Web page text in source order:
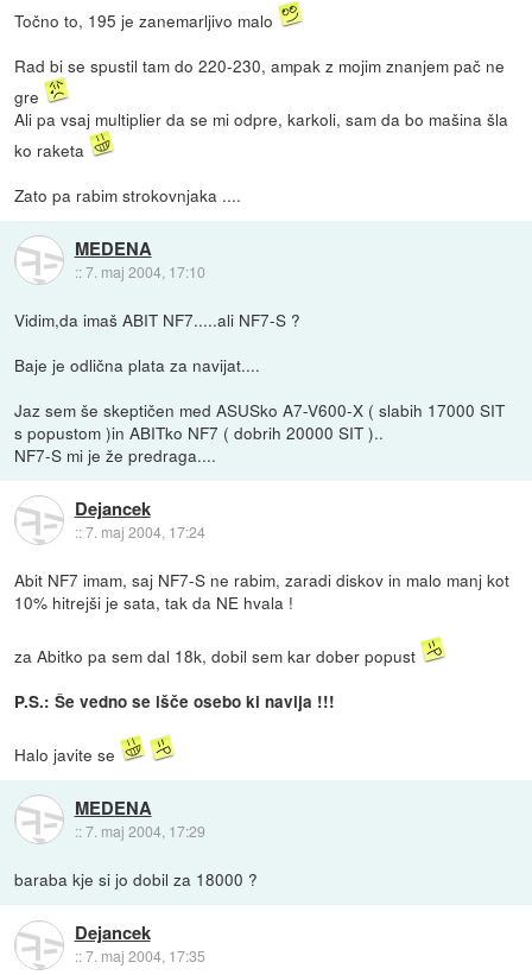
Točno to, 195 je zanemarljivo malo
Rad bi se spustil tam do 220-230, ampak z mojim znanjem pač ne
gre
Ali pa vsaj multiplier da se mi odpre, karkoli, sam da bo mašina šla
ko raketa
Zato pa rabim strokovnjaka ....
MEDENA
::7. maj 2004, 17:10
Vidim,da imaš ABIT NF7.....ali NF7-S ?
Baje je odlična plata za navijat....
Jaz sem še skeptičen med ASUSko A7-V600-X ( slabih 17000 SIT
s popustom )in ABITko NF7 ( dobrih 20000 SIT )..
NF7-S mi je že predraga....
Dejancek
::7. maj 2004, 17:24
Abit NF7 imam, saj NF7-S ne rabim, zaradi diskov in malo manj kot
10% hitrejši je sata, tak da NE hvala !
za Abitko pa sem dal 18k, dobil sem kar dober popust
P.S.: Še vedno se išče osebo ki navija !!!
Halo javite se
MEDENA
::7. maj 2004, 17:29
baraba kje si jo dobil za 18000 ?
Dejancek
::7. maj 2004, 17:35